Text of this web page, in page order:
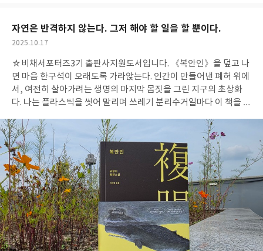
자연은 반격하지 않는다. 그저 해야 할 일을 할 뿐이다.
작
일
2025.10.17
☆비채서포터즈3기 출판사지원도서입니다. 《복안인》을 덮고 나
면 마음 한구석이 오래도록 가라앉는다. 인간이 만들어낸 폐허 위에
서, 여전히 살아가려는 생명의 마지막 몸짓을 그린 지구의 초상화
다. 나는 플라스틱을 씻어 말리며 쓰레기 분리수거일마다 이 책을 떠
‘섬’을 이룬다. 그리고 그 섬은 언젠가 다시 우리에게 돌아온다. 우밍
이는 이 끔찍한 순환을 신화의 언어로 번역한다. 와요와요의 소년 아
트리에와 타이완의 여성 앨리스가 만나는 순간, 바다는 더 이상 배
경이 아니다. 그것은 인간의 죄를 기억하는 의식 있는 존재로 변한
다. “자연은 반격하지 않는다. 그저 해야 할 일을 할 뿐이다.” 이 문장
은 소설 속에서 가장 잔인하고도 진실하다. 인간이 자연을 파괴할
때, 그것은 ‘공격’이지만 자연의 변화는 ‘복수’가 아니다. 그저 균형의
복원일 뿐이다. 쓰레기 섬, 복안인, 카방의 신화, 그리고 앨리스의
절망은 모두 한 점으로 수렴한다. 그것은 보는 눈의 문제, 곧 ‘복안’의
의미다. 인간은 언제나 자신이 본 것만이 세계의 전부라 착각한다.